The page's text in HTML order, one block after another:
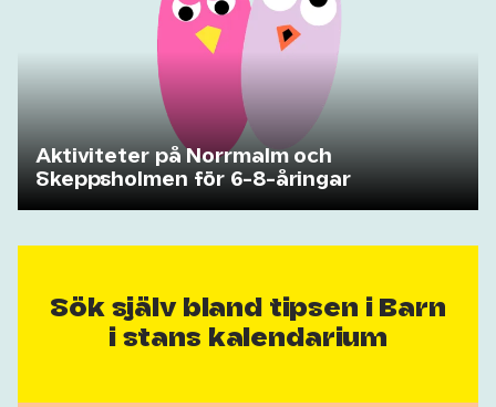
Aktiviteter på Norrmalm och
Skeppsholmen för 6-8-åringar
Sök själv bland tipsen i Barn
i stans kalendarium